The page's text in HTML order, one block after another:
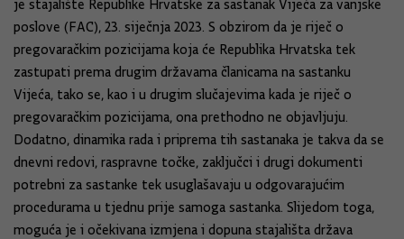
je stajalište Republike Hrvatske za sastanak Vijeća za vanjske
poslove (FAC), 23. siječnja 2023. S obzirom da je riječ o
pregovaračkim pozicijama koja će Republika Hrvatska tek
zastupati prema drugim državama članicama na sastanku
Vijeća, tako se, kao i u drugim slučajevima kada je riječ o
pregovaračkim pozicijama, ona prethodno ne objavljuju.
Dodatno, dinamika rada i priprema tih sastanaka je takva da se
dnevni redovi, raspravne točke, zaključci i drugi dokumenti
potrebni za sastanke tek usuglašavaju u odgovarajućim
procedurama u tjednu prije samoga sastanka. Slijedom toga,
moguća je i očekivana izmjena i dopuna stajališta država